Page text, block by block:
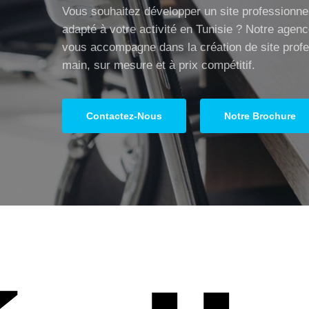
Vous souhaitez développer un site
adapté à votre activité en Tunisie ? Notre
vous accompagne dans la création de site
main, sur mesure et à prix compétitif.
Contactez-Nous Notre Brochure